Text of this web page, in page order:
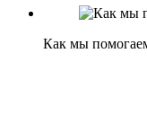
Как мы